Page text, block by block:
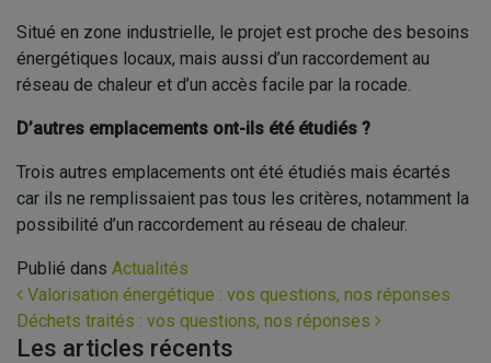
Situé en zone industrielle, le projet est proche des besoins
énergétiques locaux, mais aussi d’un raccordement au
réseau de chaleur et d’un accès facile par la rocade.
D’autres emplacements ont-ils été étudiés ?
Trois autres emplacements ont été étudiés mais écartés
car ils ne remplissaient pas tous les critères, notamment la
possibilité d’un raccordement au réseau de chaleur.
Publié dans Actualités
Navigation
Valorisation énergétique : vos questions, nos réponses
Déchets traités : vos questions, nos réponses
Les articles récents